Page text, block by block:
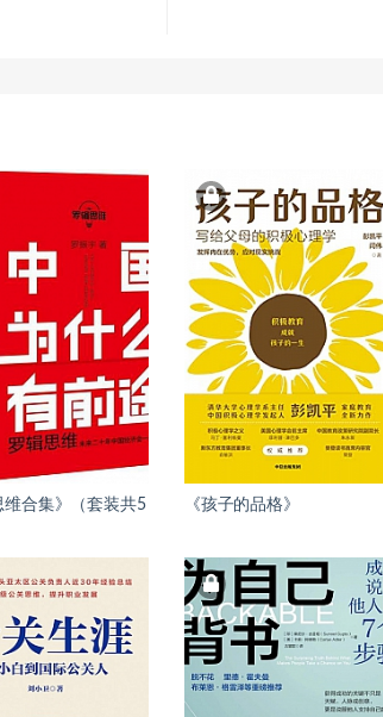
维合集》（套装共5
《孩子的品格》